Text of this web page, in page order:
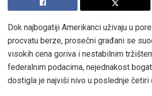
Dok najbogatiji Amerikanci uživaju u
procvatu berze, prosečni građani se
visokih cena goriva i nestabilnim
federalnim podacima, nejednakost
dostigla je najviši nivo u poslednje četiri